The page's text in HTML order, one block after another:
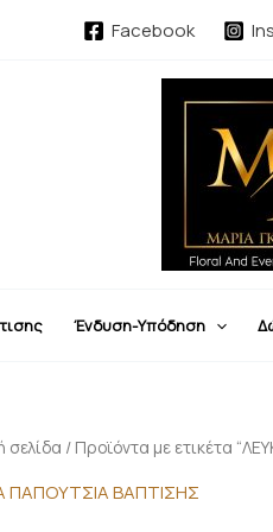
Facebook
Ένδυση-Υπόδηση
σελίδα / Προϊόντα με ετικέτα
ΠΑΠΟΥΤΣΙΑ ΒΑΠΤΙΣΗΣ